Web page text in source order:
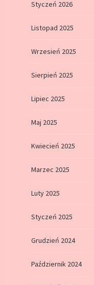
Styczeń 2026
Listopad 2025
Wrzesień 2025
Sierpień 2025
Lipiec 2025
Maj 2025
Kwiecień 2025
Marzec 2025
Luty 2025
Styczeń 2025
Grudzień 2024
Październik 2024